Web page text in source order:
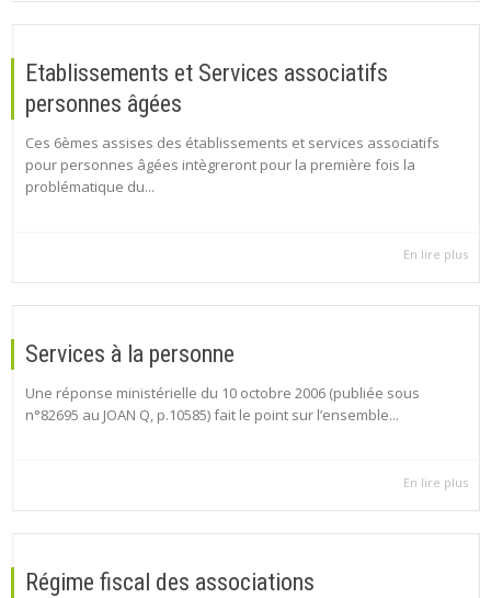
Etablissements et Services associatifs
personnes âgées
Ces 6èmes assises des établissements et services associatifs
pour personnes âgées intègreront pour la première fois la
problématique du...
En lire plus
Services à la personne
Une réponse ministérielle du 10 octobre 2006 (publiée sous
n°82695 au JOAN Q, p.10585) fait le point sur l’ensemble...
En lire plus
Régime fiscal des associations